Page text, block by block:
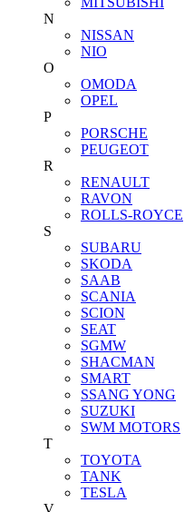
N
NISSAN
NIO
O
OMODA
OPEL
P
PORSCHE
PEUGEOT
R
RENAULT
RAVON
ROLLS-ROYCE
S
SUBARU
SKODA
SAAB
SCANIA
SCION
SEAT
SGMW
SHACMAN
SMART
SSANG YONG
SUZUKI
SWM MOTORS
T
TOYOTA
TANK
TESLA
V